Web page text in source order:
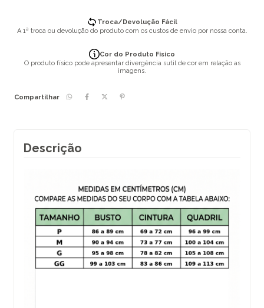
Troca/Devolução Fácil
A 1ª troca ou devolução do produto com os custos de envio por nossa conta.
Cor do Produto Físico
O produto físico pode apresentar divergência sutil de cor em relação as
imagens.
Compartilhar
Descrição